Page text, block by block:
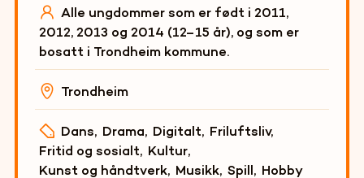
Alle ungdommer som er født i 2011,
2012, 2013 og 2014 (12–15 år), og som er
bosatt i Trondheim kommune.
Trondheim
Dans, Drama, Digitalt, Friluftsliv,
Fritid og sosialt, Kultur,
Kunst og håndtverk, Musikk, Spill, Hobby